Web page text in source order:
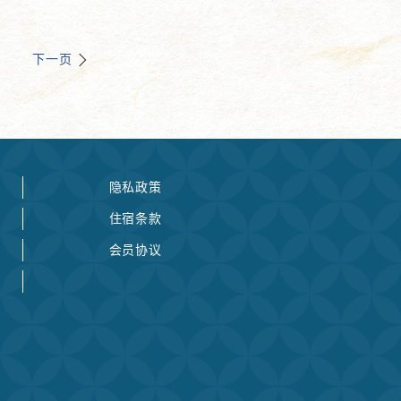
下一页
隐私政策
住宿条款
会员协议